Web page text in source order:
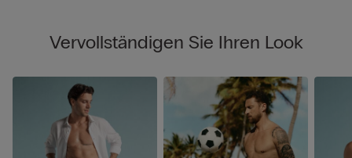
Vervollständigen Sie Ihren Look